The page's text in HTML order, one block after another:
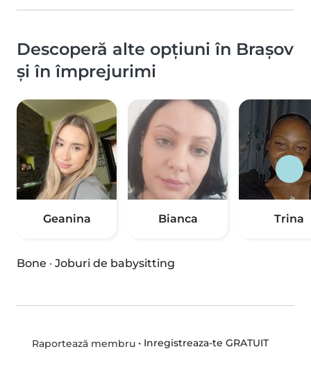
Descoperă alte opțiuni în Brașov
și în împrejurimi
Geanina Bianca Trina
Bone · Joburi de babysitting
Raportează membru• Inregistreaza-te GRATUIT